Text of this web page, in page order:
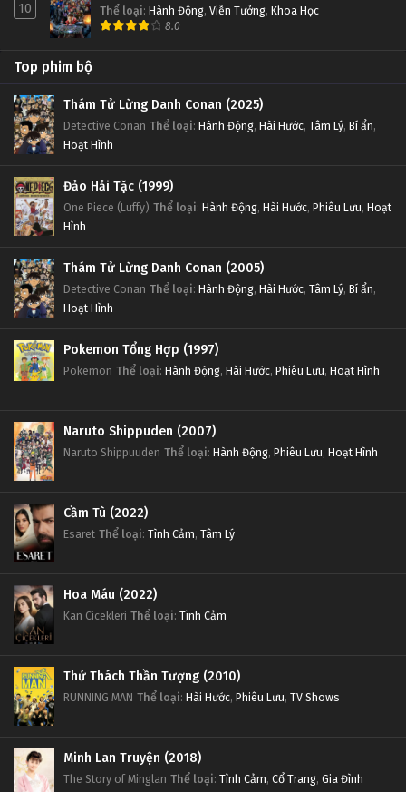
10 Thể loại: Hành Động, Viễn Tưởng, Khoa Học
8.0
Top phim bộ
Thám Tử Lừng Danh Conan (2025)
Detective Conan Thể loại: Hành Động, Hài Hước, Tâm Lý, Bí ẩn,
Hoạt Hình
Đảo Hải Tặc (1999)
One Piece (Luffy) Thể loại: Hành Động, Hài Hước, Phiêu Lưu, Hoạt
Hình
Thám Tử Lừng Danh Conan (2005)
Detective Conan Thể loại: Hành Động, Hài Hước, Tâm Lý, Bí ẩn,
Hoạt Hình
Pokemon Tổng Hợp (1997)
Pokemon Thể loại: Hành Động, Hài Hước, Phiêu Lưu, Hoạt Hình
Naruto Shippuden (2007)
Naruto Shippuuden Thể loại: Hành Động, Phiêu Lưu, Hoạt Hình
Cầm Tù (2022)
Esaret Thể loại: Tình Cảm, Tâm Lý
Hoa Máu (2022)
Kan Cicekleri Thể loại: Tình Cảm
Thử Thách Thần Tượng (2010)
RUNNING MAN Thể loại: Hài Hước, Phiêu Lưu, TV Shows
Minh Lan Truyện (2018)
The Story of Minglan Thể loại: Tình Cảm, Cổ Trang, Gia Đình